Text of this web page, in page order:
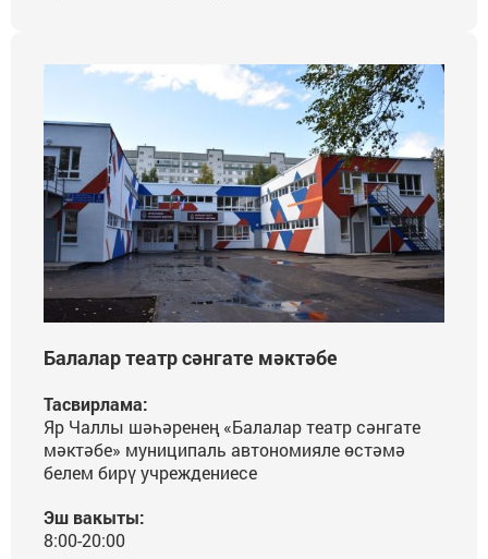
Балалар театр сәнгате мәктәбе
Тасвирлама:
Яр Чаллы шәһәренең «Балалар театр сәнгате
мәктәбе» муниципаль автономияле өстәмә
белем бирү учреждениесе
Эш вакыты:
8:00-20:00